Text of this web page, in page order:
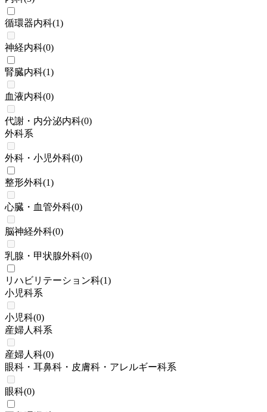
循環器内科(1)
神経内科(0)
腎臓内科(1)
血液内科(0)
代謝・内分泌内科(0)
外科系
外科・小児外科(0)
整形外科(1)
心臓・血管外科(0)
脳神経外科(0)
乳腺・甲状腺外科(0)
リハビリテーション科(1)
小児科系
小児科(0)
産婦人科系
産婦人科(0)
眼科・耳鼻科・皮膚科・アレルギー科系
眼科(0)